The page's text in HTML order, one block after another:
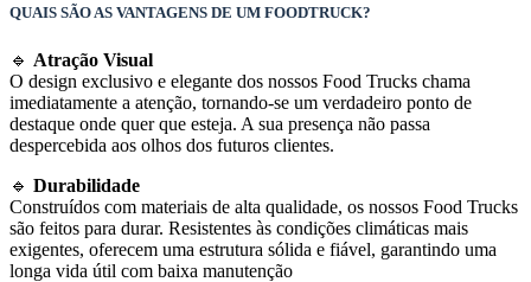
QUAIS SÃO AS VANTAGENS DE UM FOODTRUCK?
🔹 Atração Visual
O design exclusivo e elegante dos nossos Food Trucks chama
imediatamente a atenção, tornando-se um verdadeiro ponto de
destaque onde quer que esteja. A sua presença não passa
despercebida aos olhos dos futuros clientes.
🔹 Durabilidade
Construídos com materiais de alta qualidade, os nossos Food Trucks
são feitos para durar. Resistentes às condições climáticas mais
exigentes, oferecem uma estrutura sólida e fiável, garantindo uma
longa vida útil com baixa manutenção